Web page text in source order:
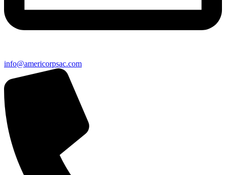
info@americorpsac.com